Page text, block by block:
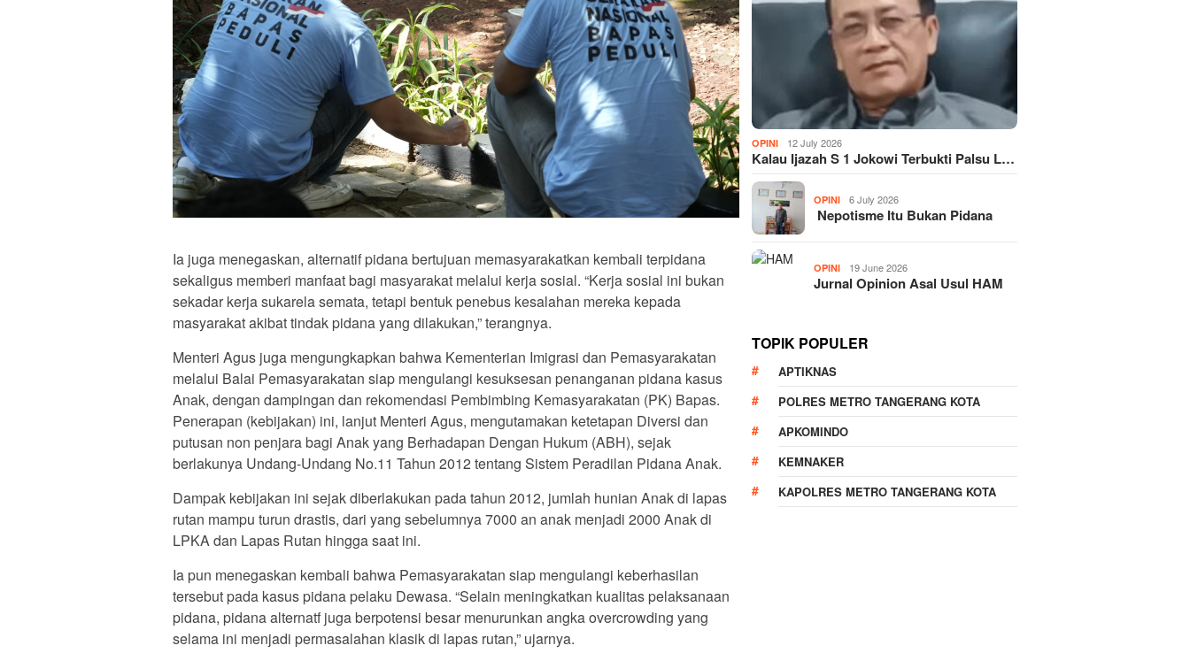
Ia juga menegaskan, alternatif pidana bertujuan memasyarakatkan kembali terpidana
sekaligus memberi manfaat bagi masyarakat melalui kerja sosial. “Kerja sosial ini bukan
sekadar kerja sukarela semata, tetapi bentuk penebus kesalahan mereka kepada
masyarakat akibat tindak pidana yang dilakukan,” terangnya.
Menteri Agus juga mengungkapkan bahwa Kementerian Imigrasi dan Pemasyarakatan
melalui Balai Pemasyarakatan siap mengulangi kesuksesan penanganan pidana kasus
Anak, dengan dampingan dan rekomendasi Pembimbing Kemasyarakatan (PK) Bapas.
Penerapan (kebijakan) ini, lanjut Menteri Agus, mengutamakan ketetapan Diversi dan
putusan non penjara bagi Anak yang Berhadapan Dengan Hukum (ABH), sejak
berlakunya Undang-Undang No.11 Tahun 2012 tentang Sistem Peradilan Pidana Anak.
Dampak kebijakan ini sejak diberlakukan pada tahun 2012, jumlah hunian Anak di lapas
rutan mampu turun drastis, dari yang sebelumnya 7000 an anak menjadi 2000 Anak di
LPKA dan Lapas Rutan hingga saat ini.
Ia pun menegaskan kembali bahwa Pemasyarakatan siap mengulangi keberhasilan
tersebut pada kasus pidana pelaku Dewasa. “Selain meningkatkan kualitas pelaksanaan
pidana, pidana alternatf juga berpotensi besar menurunkan angka overcrowding yang
selama ini menjadi permasalahan klasik di lapas rutan,” ujarnya.
OPINI 12 July 2026
Kalau Ijazah S 1 Jokowi Terbukti Palsu L…
OPINI 6 July 2026
Nepotisme Itu Bukan Pidana
OPINI 19 June 2026
Jurnal Opinion Asal Usul HAM
TOPIK POPULER
APTIKNAS
POLRES METRO TANGERANG KOTA
APKOMINDO
KEMNAKER
KAPOLRES METRO TANGERANG KOTA